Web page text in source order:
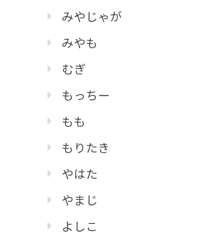
みやじゃが
みやも
むぎ
もっちー
もも
もりたき
やはた
やまじ
よしこ